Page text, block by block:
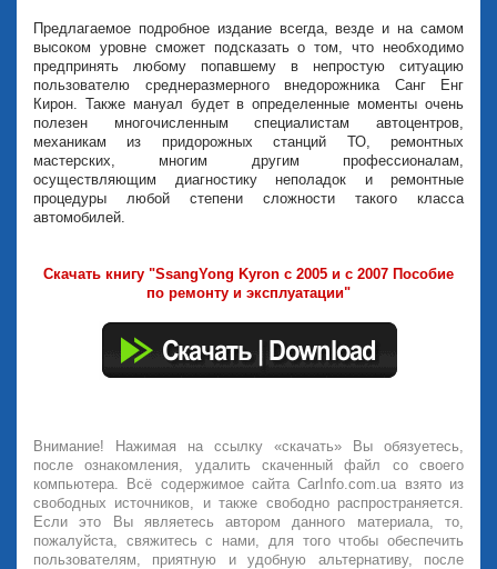
Предлагаемое подробное издание всегда, везде и на самом
высоком уровне сможет подсказать о том, что необходимо
предпринять любому попавшему в непростую ситуацию
пользователю среднеразмерного внедорожника Санг Енг
Кирон. Также мануал будет в определенные моменты очень
полезен многочисленным специалистам автоцентров,
механикам из придорожных станций ТО, ремонтных
мастерских, многим другим профессионалам,
осуществляющим диагностику неполадок и ремонтные
процедуры любой степени сложности такого класса
автомобилей.
Скачать книгу "SsangYong Kyron с 2005 и с 2007 Пособие
по ремонту и эксплуатации"
Внимание! Нажимая на ссылку «скачать» Вы обязуетесь,
после ознакомления, удалить скаченный файл со своего
компьютера. Всё содержимое сайта CarInfo.com.ua взято из
свободных источников, и также свободно распространяется.
Если это Вы являетесь автором данного материала, то,
пожалуйста, свяжитесь с нами, для того чтобы обеспечить
пользователям, приятную и удобную альтернативу, после